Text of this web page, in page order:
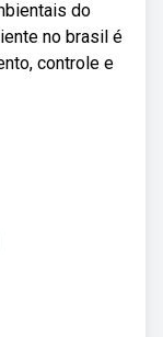
do
no brasil é
controle e